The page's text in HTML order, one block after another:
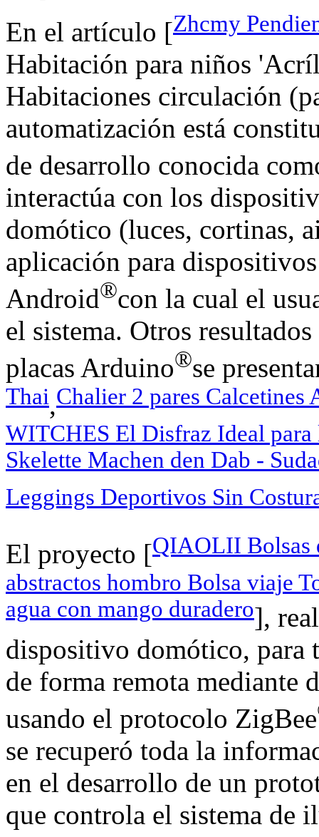
En el artículo [Zhcmy
Habitación para niños
Habitaciones circulación
automatización está
de desarrollo conocida
interactúa con los
domótico (luces, cortinas,
aplicación para
Android®con la cual el
el sistema. Otros
placas Arduino®se
Thai,Chalier 2 pares
WITCHES El Disfraz Ideal
Skelette Machen den Dab -
Leggings Deportivos Sin
El proyecto [QIAOLII Bolsas
abstractos hombro Bolsa viaje
agua con mango duradero],
dispositivo domótico, para
de forma remota mediante
usando el protocolo ZigBee
se recuperó toda la
en el desarrollo de un
que controla el sistema de